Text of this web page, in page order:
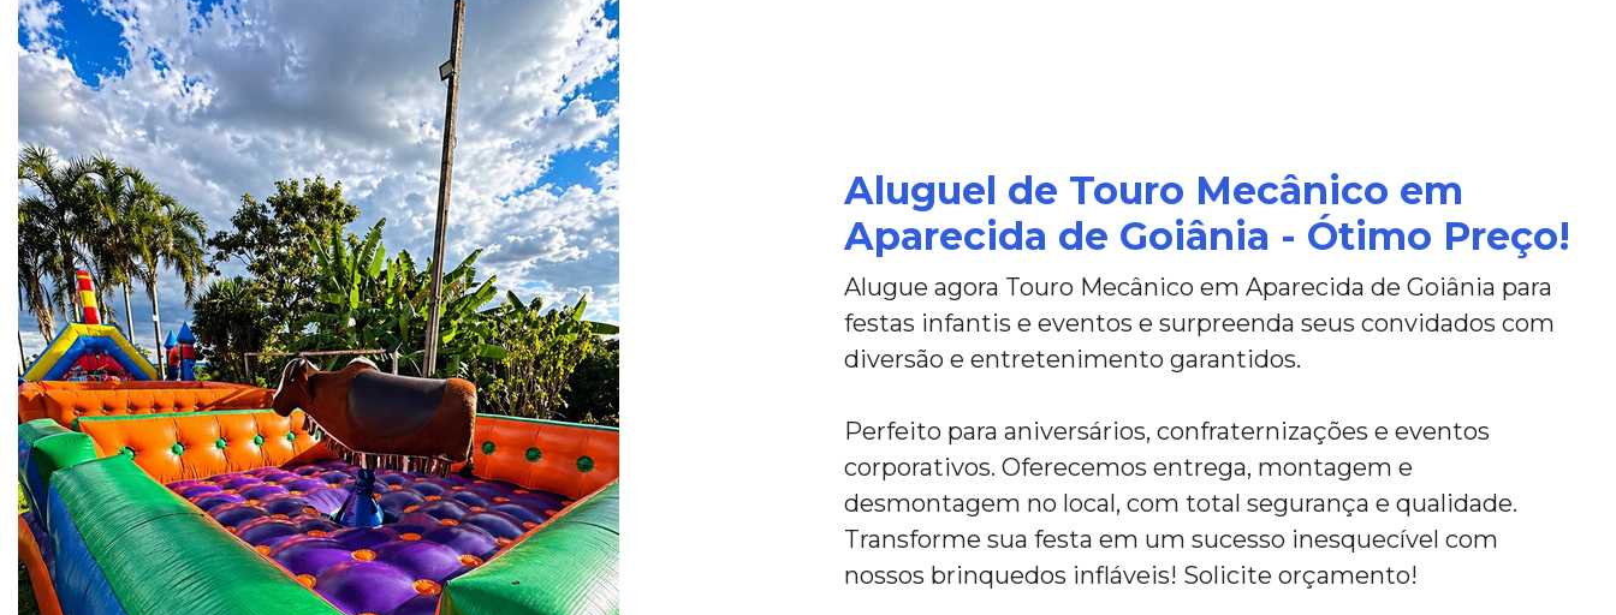
Aluguel de Touro Mecânico em
Aparecida de Goiânia - Ótimo Preço!
Alugue agora Touro Mecânico em Aparecida de Goiânia para
festas infantis e eventos e surpreenda seus convidados com
diversão e entretenimento garantidos.
Perfeito para aniversários, confraternizações e eventos
corporativos. Oferecemos entrega, montagem e
desmontagem no local, com total segurança e qualidade.
Transforme sua festa em um sucesso inesquecível com
nossos brinquedos infláveis! Solicite orçamento!